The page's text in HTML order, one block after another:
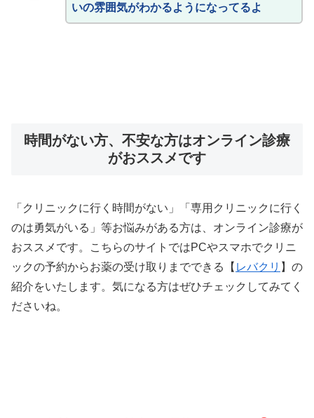
いの雰囲気がわかるようになってるよ
時間がない方、不安な方はオンライン診療
がおススメです
「クリニックに行く時間がない」「専用クリニックに行く
のは勇気がいる」等お悩みがある方は、オンライン診療が
おススメです。こちらのサイトではPCやスマホでクリニ
ックの予約からお薬の受け取りまでできる【 レバクリ 】の
紹介をいたします。気になる方はぜひチェックしてみてく
ださいね。